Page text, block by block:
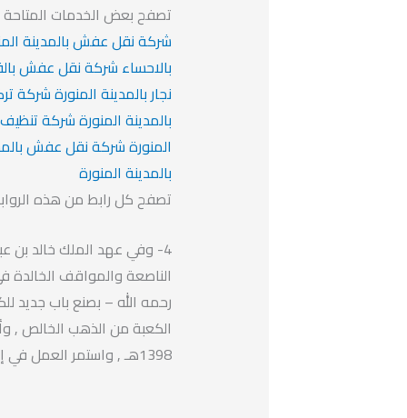
تصفح بعض الخدمات
شركة نقل عفش بالمدينة
بالاحساء شركة نقل عفش
نجار بالمدينة المنورةشركة
بالمدينة المنورةشركة تنظيف
المنورةشركة نقل عفش
بالمدينة المنورة
تصفح كل رابط من هذه
4- وفي عهد الملك خالد بن
الناصعة والمواقف الخالدة
الكعبة من الذهب الخالص ,
1398هـ , واستمر العمل في إكمال التوسعات المختلفة للحرم .